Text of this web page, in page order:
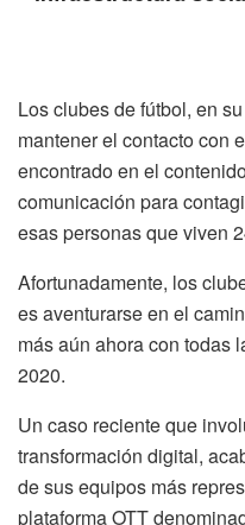
Los clubes de fútbol, en
mantener el contacto con
encontrado en el
comunicación para
esas personas que viven
Afortunadamente, los
es aventurarse en el
más aún ahora con todas
2020.
Un caso reciente que
transformación digital,
de sus equipos más
plataforma OTT